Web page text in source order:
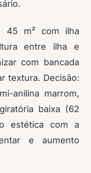
45 m² com ilha
entre ilha e
com bancada
textura. Decisão:
anilina marrom,
baixa (62
estética com a
e aumento